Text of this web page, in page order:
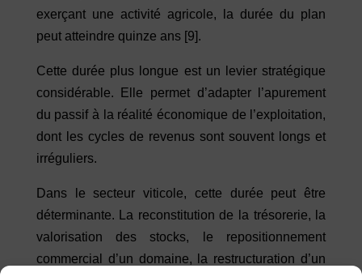
exerçant une activité agricole, la durée du plan
peut atteindre quinze ans [9].
Cette durée plus longue est un levier stratégique
considérable. Elle permet d’adapter l’apurement
du passif à la réalité économique de l’exploitation,
dont les cycles de revenus sont souvent longs et
irréguliers.
Dans le secteur viticole, cette durée peut être
déterminante. La reconstitution de la trésorerie, la
valorisation des stocks, le repositionnement
commercial d’un domaine, la restructuration d’un